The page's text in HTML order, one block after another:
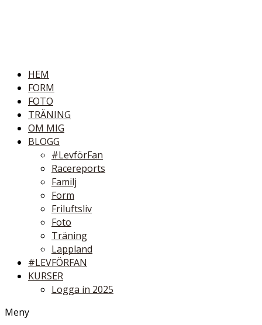
HEM
FORM
FOTO
TRÄNING
OM MIG
BLOGG
#LevförFan
Racereports
Familj
Form
Friluftsliv
Foto
Träning
Lappland
#LEVFÖRFAN
KURSER
Logga in 2025
Meny